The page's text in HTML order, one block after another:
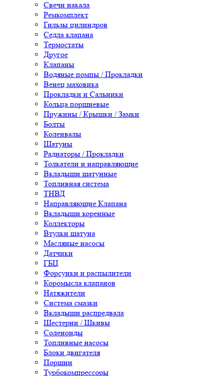
Свечи накала
Ремкомплект
Гильзы цилиндров
Седла клапана
Термостаты
Другое
Клапаны
Водяные помпы / Прокладки
Венец маховика
Прокладки и Сальники
Кольца поршневые
Пружины / Крышки / Замки
Болты
Коленвалы
Шатуны
Радиаторы / Прокладки
Толкатели и направляющие
Вкладыши шатунные
Топливная система
ТНВД
Направляющие Клапана
Вкладыши коренные
Коллекторы
Втулки шатуна
Масляные насосы
Датчики
ГБЦ
Форсунки и распылители
Коромысла клапанов
Натяжители
Система смазки
Вкладыши распредвала
Шестерни / Шкивы
Соленоиды
Топливные насосы
Блоки двигателя
Поршни
Турбокомпрессоры